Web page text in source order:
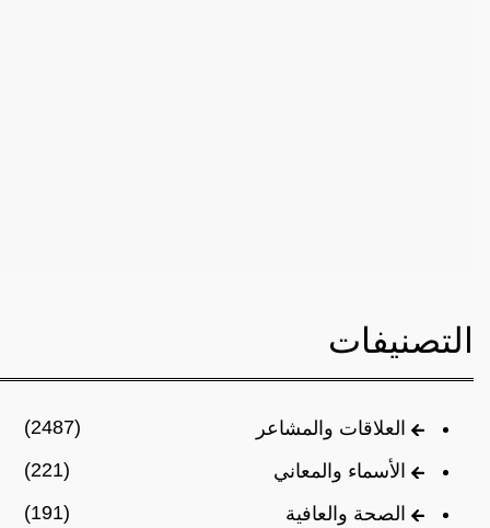
التصنيفات
العلاقات والمشاعر
(2487)
الأسماء والمعاني
(221)
الصحة والعافية
(191)